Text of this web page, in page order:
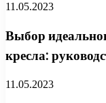
11.05.2023
Выбор
кресла:
11.05.2023